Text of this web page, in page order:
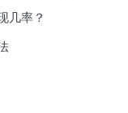
几率？